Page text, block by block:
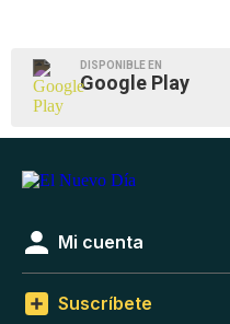
DISPONIBLE EN
Google Play
Mi cuenta
Suscríbete